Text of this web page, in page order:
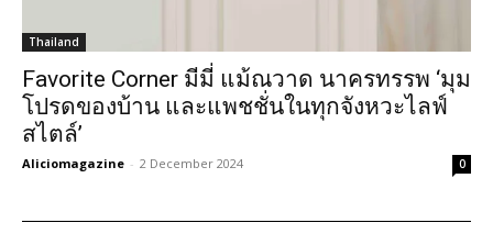
Thailand
Favorite Corner มีมี่ แม้ณวาด นาครทรรพ ‘มุม
โปรดของบ้าน และแพชชั่นในทุกจังหวะไลฟ์
สไตล์’
Aliciomagazine - 2 December 2024 0